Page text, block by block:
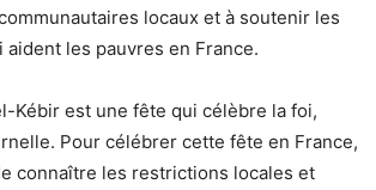
locaux et à soutenir les
les pauvres en France.
Kébir est une fête qui célèbre la foi,
Pour célébrer cette fête en France,
connaître les restrictions locales et